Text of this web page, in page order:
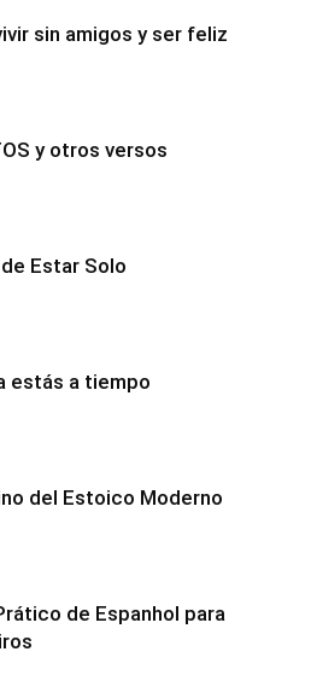
sin amigos y ser feliz
y otros versos
Estar Solo
estás a tiempo
del Estoico Moderno
de Espanhol para